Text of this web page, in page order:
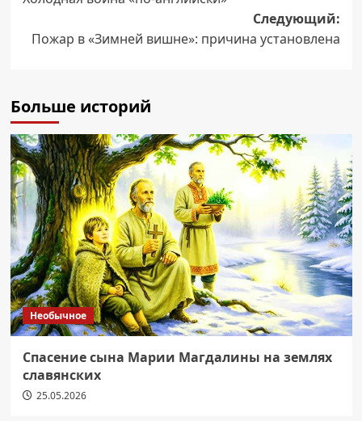
записи
Следующий:
Пожар в «Зимней вишне»: причина установлена
Больше историй
Необычное
Спасение сына Марии Магдалины на землях
славянских
25.05.2026